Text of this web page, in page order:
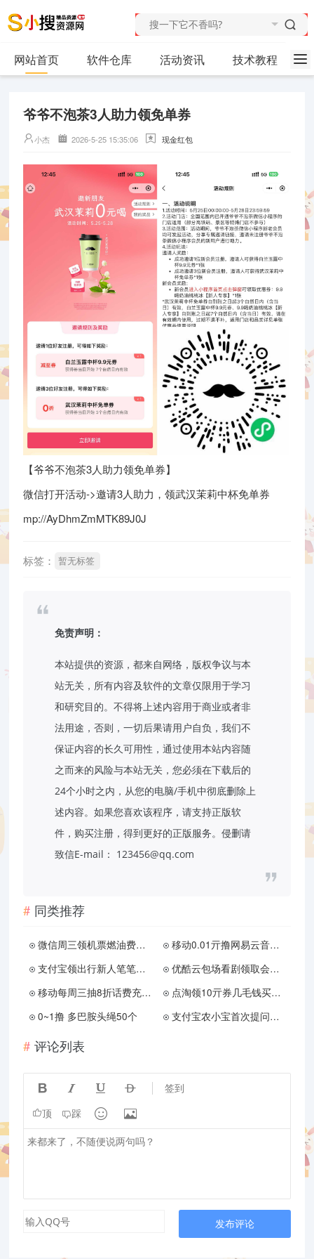
网站首页 软件仓库 活动资讯 技术教程
爷爷不泡茶3人助力领免单券
小杰 2026-5-25 15:35:06 现金红包
【爷爷不泡茶3人助力领免单券】
微信打开活动->邀请3人助力，领武汉茉莉中杯免单券
mp://AyDhmZmMTK89J0J
标签： 暂无标签
免责声明：
本站提供的资源，都来自网络，版权争议与本
站无关，所有内容及软件的文章仅限用于学习
和研究目的。不得将上述内容用于商业或者非
法用途，否则，一切后果请用户自负，我们不
保证内容的长久可用性，通过使用本站内容随
之而来的风险与本站无关，您必须在下载后的
24个小时之内，从您的电脑/手机中彻底删除上
述内容。如果您喜欢该程序，请支持正版软
件，购买注册，得到更好的正版服务。侵删请
致信E-mail： 123456@qq.com
同类推荐
微信周三领机票燃油费全免券
移动0.01亓撸网易云音乐月卡
支付宝领出行新人笔笔减膨胀
优酷云包场看剧领取会员月卡
移动每周三抽8折话费充值券
点淘领10亓券几毛钱买内衣裤
0~1撸 多巴胺头绳50个
支付宝农小宝首次提问得1.88亓
评论列表
    签到
顶 踩  
发布评论